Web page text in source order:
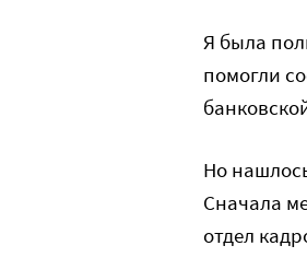
Я была
помогли
Но
Сначала
отдел